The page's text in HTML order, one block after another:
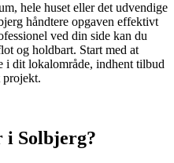
hele huset eller det udvendige
håndtere opgaven effektivt
ved din side kan du
og holdbart. Start med at
i dit lokalområde, indhent tilbud
i Solbjerg?